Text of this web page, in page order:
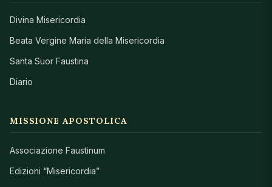
Divina Misericordia
Beata Vergine Maria della Misericordia
Santa Suor Faustina
Diario
MISSIONE APOSTOLICA
Associazione Faustinum
Edizioni “Misericordia”